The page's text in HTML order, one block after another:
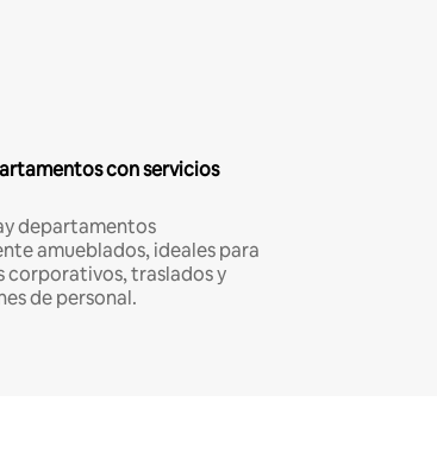
con servicios
departamentos
amueblados, ideales para
corporativos, traslados y
de personal.